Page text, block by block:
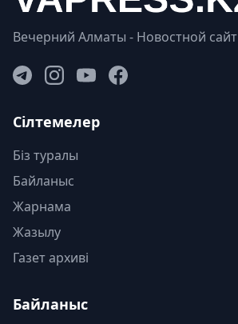
Вечерний Алматы - Новостной сайт
Сілтемелер
Біз туралы
Байланыс
Жарнама
Жазылу
Газет архиві
Байланыс